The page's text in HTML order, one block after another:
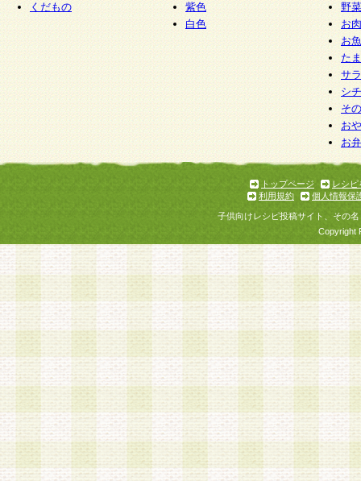
くだもの
紫色
白色
野
お
お
た
サ
シ
そ
お
お
トップページ
レシピ
利用規約
個人情報保
子供向けレシピ投稿サイト、その
Copyright